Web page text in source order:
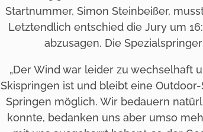
Startnummer, Simon Steinbeißer,
Letztendlich entschied die Jury um
abzusagen. Die
„Der Wind war leider zu wechselhaft
Skispringen ist und bleibt eine
Springen möglich. Wir bedauern
konnte, bedanken uns aber umso